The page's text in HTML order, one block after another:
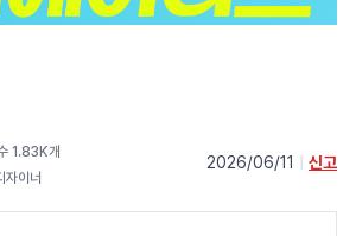
1.83K개
자이너
2026/06/11 신고